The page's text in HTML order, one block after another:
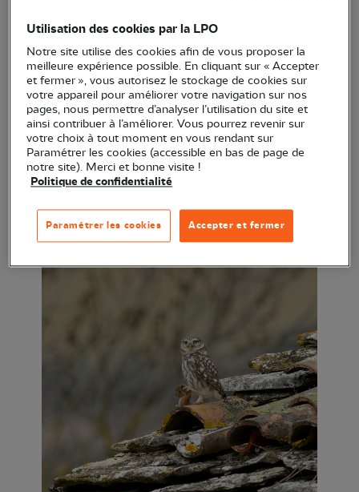
hiboux mais également leurs compagnons de la vie
nocturne.
A travers un diaporama, nous vous ferons découvrir
la vie de ces rapaces nocturnes. Puis nous
poursuivrons par une balade à l’écoute de la
Chevêche d’Athéna.
Utilisation des cookies par la LPO
Notre site utilise des cookies afin de vous proposer la
meilleure expérience possible. En cliquant sur « Accepter
et fermer », vous autorisez le stockage de cookies sur
votre appareil pour améliorer votre navigation sur nos
pages, nous permettre d’analyser l’utilisation du site et
ainsi contribuer à l’améliorer. Vous pourrez revenir sur
votre choix à tout moment en vous rendant sur
Paramétrer les cookies (accessible en bas de page de
notre site). Merci et bonne visite !
Politique de confidentialité
Accepter et fermer
Paramétrer les cookies